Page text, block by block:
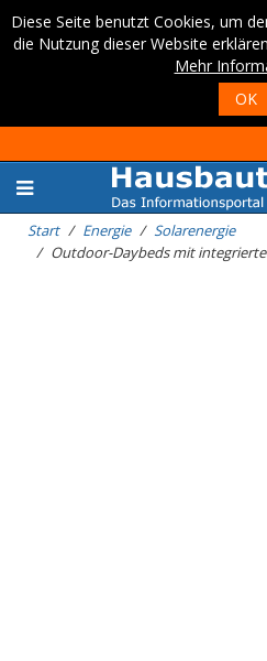
Diese Seite benutzt Cookies, um
die Nutzung dieser Website
Mehr
OK
Start Energie
Solarenergie
Outdoor-Daybeds mit